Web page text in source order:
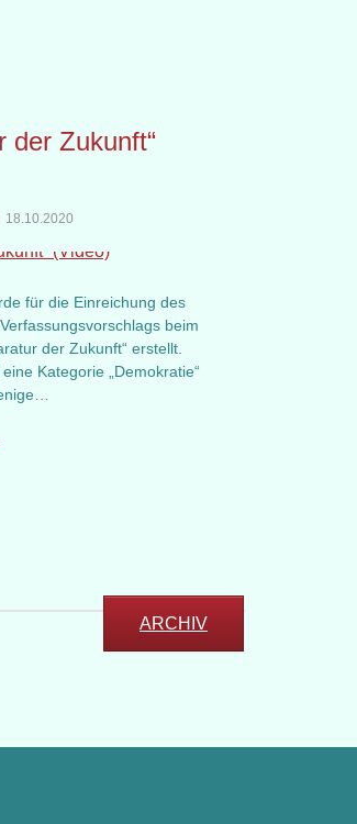
der Zukunft“
18.10.2020
für die Einreichung des
beim
der Zukunft“ erstellt.
Kategorie „Demokratie“
ARCHIV